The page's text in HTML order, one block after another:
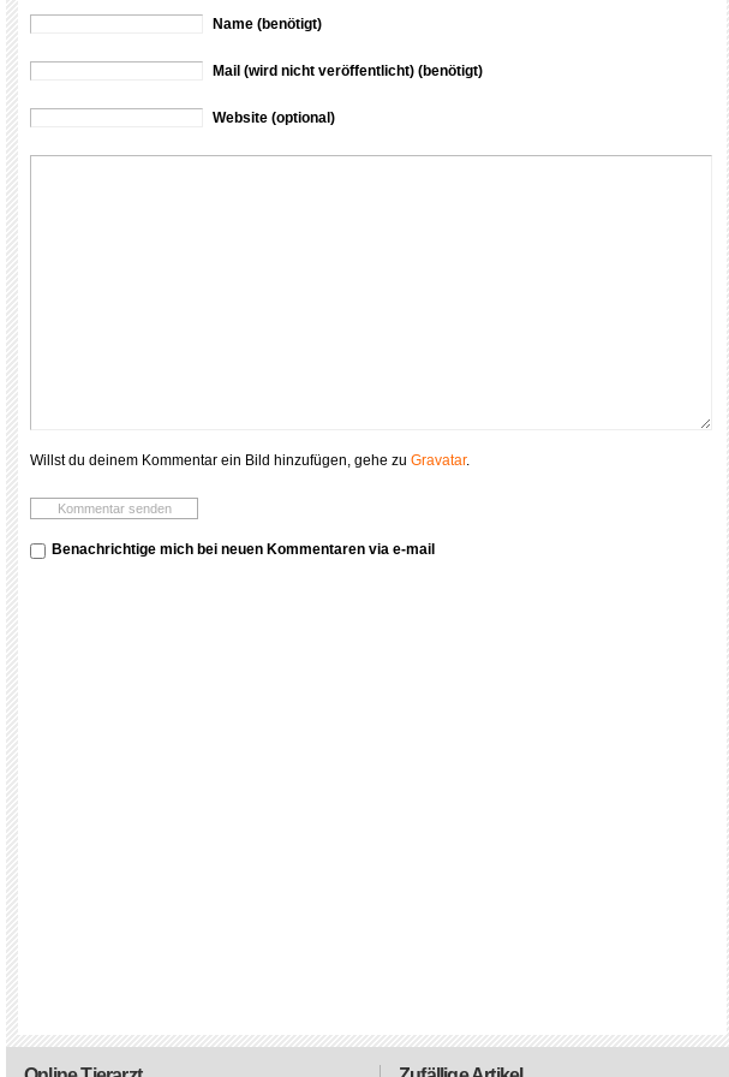
Name (benötigt)
Mail (wird nicht veröffentlicht) (benötigt)
Website (optional)
Willst du deinem Kommentar ein Bild hinzufügen, gehe zu Gravatar.
Benachrichtige mich bei neuen Kommentaren via e-mail